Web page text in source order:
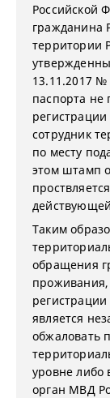
Российской
гражданина
территории
13.11.2017
паспорта не
сотрудник
по месту
этом штамп
Таким
обращения
проживания,
является
обжаловать
уровне либо
орган МВД